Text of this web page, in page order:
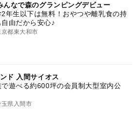
んなで森のグランピングデビュー
2年生以下は無料！おやつや離乳食の持
由だから安心♪
京都東大和市
ド 入間サイオス
で遊べる約600坪の会員制大型室内公
玉県入間市